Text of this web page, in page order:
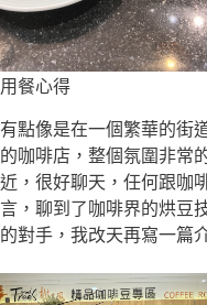
用餐心得
有點像是在一個繁華的街
的咖啡店，整個氛圍非常
近，很好聊天，任何跟咖
言，聊到了咖啡界的烘豆
的對手，我改天再寫一篇